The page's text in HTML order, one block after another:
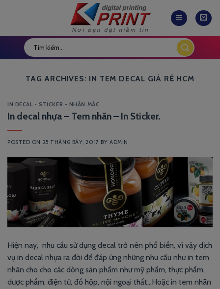
TAG ARCHIVES: IN TEM DECAL GIÁ RẺ HCM
IN DECAL - STICKER - NHÃN MÁC
In decal nhựa – Tem nhãn – In Sticker.
POSTED ON 25 THÁNG BẢY, 2017 BY ADMIN
Hiện nay, nhu cầu sử dụng decal trở nên phổ biển, vì vậy dịch
vụ in decal nhựa ra đời để đáp ứng những nhu cầu như in tem
nhãn cho cho các dòng sản phẩm như mỹ phẩm, thực phẩm,
dược phẩm, điện tử, đồ hộp, nội ngoại thất…Hoặc in tem nhãn